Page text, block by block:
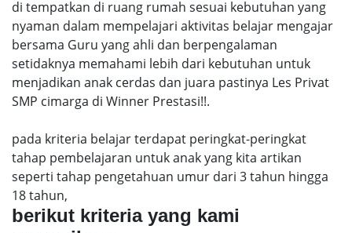
di tempatkan di ruang rumah sesuai kebutuhan yang
nyaman dalam mempelajari aktivitas belajar mengajar
bersama Guru yang ahli dan berpengalaman
setidaknya memahami lebih dari kebutuhan untuk
menjadikan anak cerdas dan juara pastinya Les Privat
SMP cimarga di Winner Prestasi!!.
pada kriteria belajar terdapat peringkat-peringkat
tahap pembelajaran untuk anak yang kita artikan
seperti tahap pengetahuan umur dari 3 tahun hingga
18 tahun,
berikut kriteria yang kami